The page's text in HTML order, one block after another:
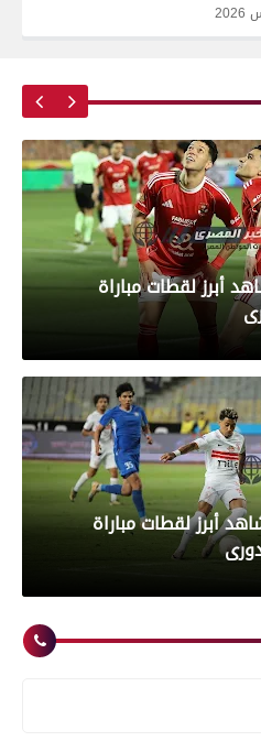
أبرز لقطات مباراة زد و
أبرز لقطات مباراة
أبرز لقطات مباراة